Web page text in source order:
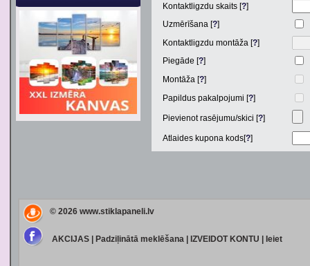
Kontaktligzdu skaits [?]
Uzmērīšana [?]
Kontaktligzdu montāža [?]
Piegāde [?]
Montāža [?]
Papildus pakalpojumi [?]
Pievienot rasējumu/skici [?]
Atlaides kupona kods[?]
© 2026 www.stiklapaneli.lv
AKCIJAS| Padziļinātā meklēšana| IZVEIDOT KONTU Ieiet